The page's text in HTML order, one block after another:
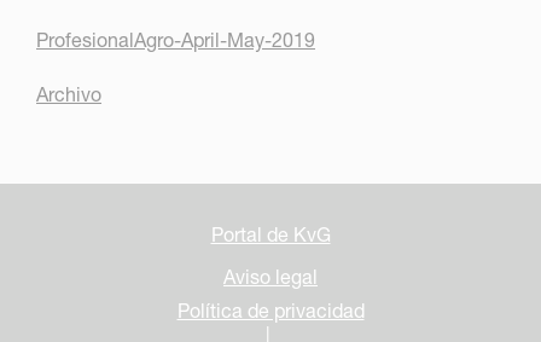
ProfesionalAgro-April-May-2019
Archivo
Portal de KvG
Aviso legal
Política de privacidad